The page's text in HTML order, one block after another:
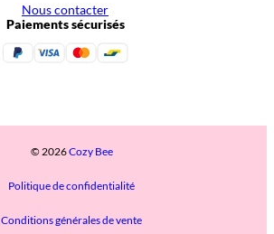
Nous contacter
Paiements sécurisés
© 2026Cozy Bee
Politique de confidentialité
Conditions générales de vente